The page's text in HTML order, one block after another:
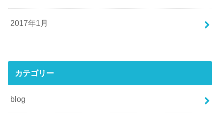
2017年1月
カテゴリー
blog